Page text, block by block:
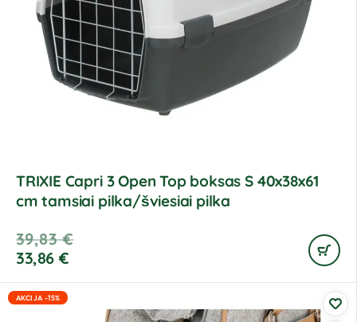
TRIXIE Capri 3 Open Top boksas S 40x38x61
cm tamsiai pilka/šviesiai pilka
39,83€
33,86 €
AKCIJA -15%